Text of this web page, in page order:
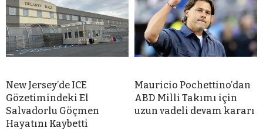
New Jersey’de ICE
Gözetimindeki El
Salvadorlu Göçmen
Hayatını Kaybetti
Mauricio Pochettino’dan
ABD Milli Takımı için
uzun vadeli devam kararı